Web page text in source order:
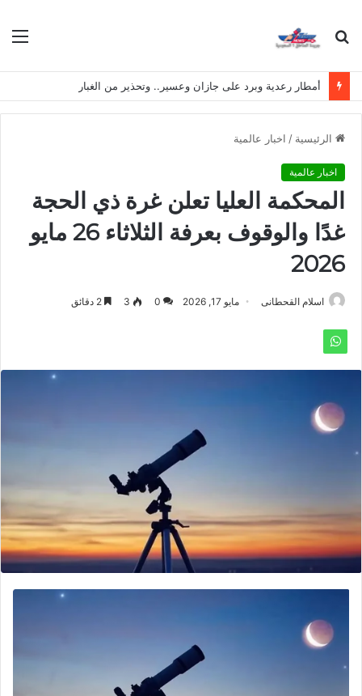
بحث
أمطار رعدية وبرد على جازان وعسير.. وتحذير من الغبار
الرئيسية / اخبار عالمية
اخبار عالمية
المحكمة العليا تعلن غرة ذي الحجة
غدًا والوقوف بعرفة الثلاثاء 26 مايو
2026
اسلام القحطانى مايو 17, 2026 0
3